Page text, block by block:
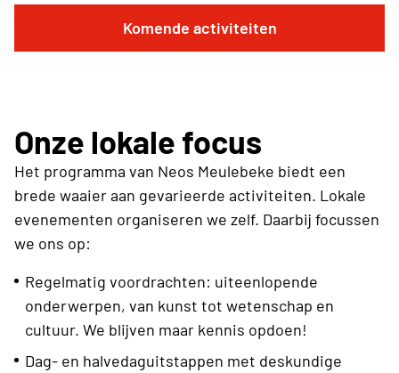
Komende activiteiten
Onze lokale focus
Het programma van Neos Meulebeke biedt een
brede waaier aan gevarieerde activiteiten. Lokale
evenementen organiseren we zelf. Daarbij focussen
we ons op:
Regelmatig voordrachten: uiteenlopende
onderwerpen, van kunst tot wetenschap en
cultuur. We blijven maar kennis opdoen!
Dag- en halvedaguitstappen met deskundige